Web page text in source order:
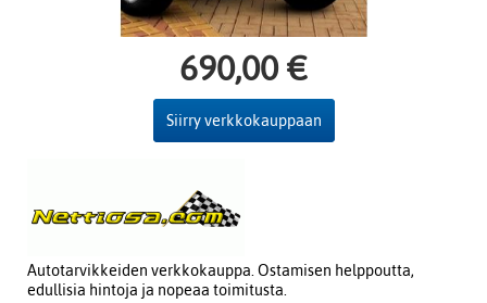
690,00 €
Siirry verkkokauppaan
Autotarvikkeiden verkkokauppa. Ostamisen helppoutta,
edullisia hintoja ja nopeaa toimitusta.